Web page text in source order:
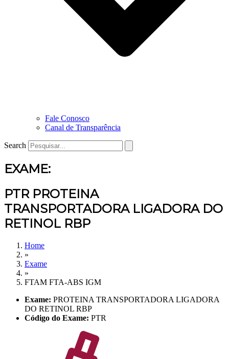
Fale Conosco
Canal de Transparência
Search
EXAME:
PTR PROTEINA
TRANSPORTADORA LIGADORA DO
RETINOL RBP
Home
»
Exame
»
FTAM FTA-ABS IGM
Exame: PROTEINA TRANSPORTADORA LIGADORA
DO RETINOL RBP
Código do Exame: PTR